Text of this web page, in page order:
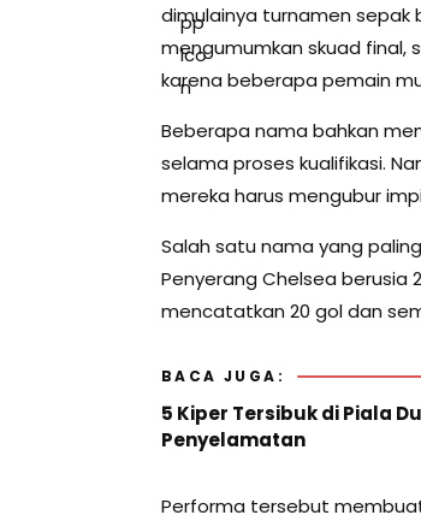
dimulainya turnamen sepak
mengumumkan skuad final,
karena beberapa pemain
Beberapa nama bahkan
selama proses kualifikasi.
mereka harus mengubur
Salah satu nama yang
Penyerang Chelsea
mencatatkan 20 gol dan
BACA JUGA:
5 Kiper Tersibuk di Piala
Penyelamatan
Performa tersebut